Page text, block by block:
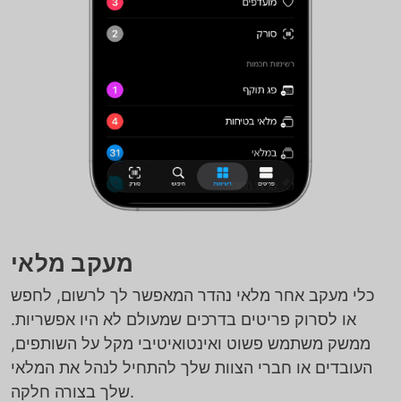
מעקב מלאי
כלי מעקב אחר מלאי נהדר המאפשר לך לרשום, לחפש
או לסרוק פריטים בדרכים שמעולם לא היו אפשריות.
ממשק משתמש פשוט ואינטואיטיבי מקל על השותפים,
העובדים או חברי הצוות שלך להתחיל לנהל את המלאי
שלך בצורה חלקה.